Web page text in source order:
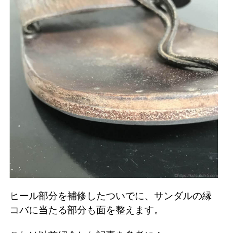
ヒール部分を補修したついでに、サンダルの縁
コバに当たる部分も面を整えます。